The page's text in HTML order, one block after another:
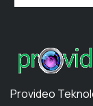
Provideo